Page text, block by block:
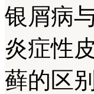
银屑病
炎症性
藓的区别